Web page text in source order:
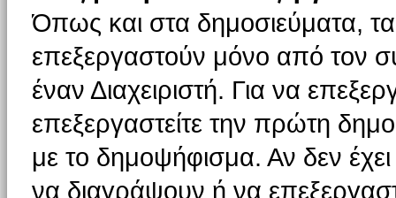
Όπως και στα δημοσιεύματα,
επεξεργαστούν μόνο από τον
έναν Διαχειριστή. Για να
επεξεργαστείτε την πρώτη
με το δημοψήφισμα. Αν δεν
να διαγράψουν ή να